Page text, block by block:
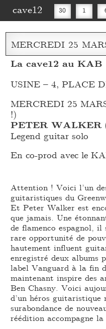
cave12 30 1
16 20
MERCREDI 25
La cave12 au
USINE – 4, PLACE
MERCREDI 25
!)
PETER WALKER
Legend guitar solo
En co-prod avec le
Attention ! Voici l’un
guitaristiques du
Et Peter Walker est
que jamais. Une
de flamenco espagnol,
rare opportunité de
hautement influent
enregistré deux albums
label Vanguard à la fin
maintenant inspire des
Ben Chasny. Voici
d’un héros guitaristique
surabondance de
réédition accompagne